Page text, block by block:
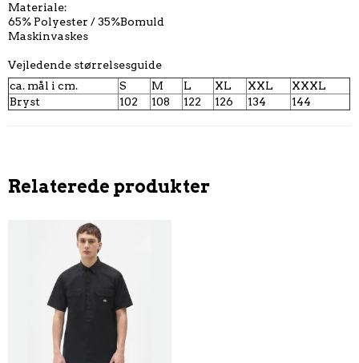
Materiale:
65% Polyester / 35%Bomuld
Maskinvaskes
Vejledende størrelsesguide
ca. mål i cm.
S M L XL XXL
XXXL
Bryst
102 108 122 126 134 144
Relaterede produkter